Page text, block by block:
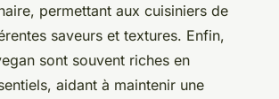
permettant aux cuisiniers de
saveurs et textures. Enfin,
sont souvent riches en
aidant à maintenir une